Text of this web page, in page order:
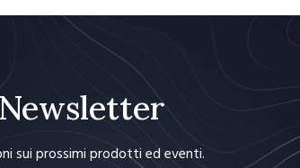
sui prossimi prodotti ed eventi.